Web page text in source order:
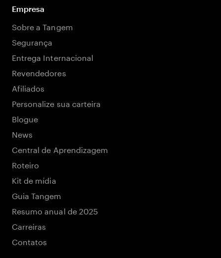
Empresa
Sobre a Tangem
Segurança
Entrega Internacional
Revendedores
Afiliados
Personalize sua carteira
Blogue
News
Central de Aprendizagem
Roteiro
Kit de mídia
Guia Tangem
Resumo anual de 2025
Carreiras
Contatos